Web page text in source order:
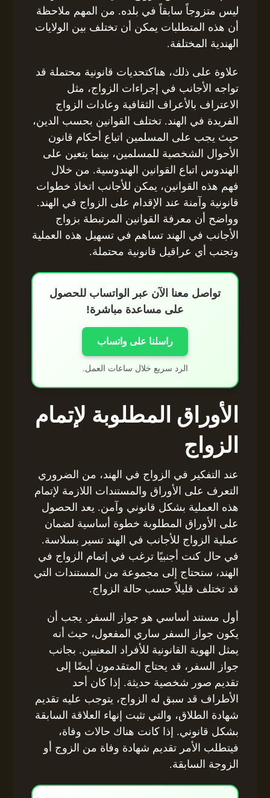
ليس متزوجاً سابقاً في بلده. من المهم ملاحظة
أن هذه المتطلبات يمكن أن تختلف بين الولايات
الهندية المختلفة.
علاوة على ذلك، هناكتحديات قانونية محتملة قد
تواجه الأجانب في إجراءات الزواج، مثل
الاعتراف بالأعراف الثقافية وعادات الزواج
الفريدة في الهند. تختلف القوانين بحسب الدين،
حيث يجب على المسلمين اتباع أحكام قانون
الأحوال الشخصية للمسلمين، بينما يتعين على
الهندوس اتباع القوانين الهندوسية. من خلال
فهم هذه القوانين، يمكن للأجانب اتخاذ خطوات
قانونية وآمنة عند الإقدام على الزواج في الهند.
وواضح أن معرفة القوانين المرتبطة بزواج
الأجانب في الهند تساهم في تسهيل هذه العملية
وتجنب أي عراقيل قانونية محتملة.
تواصل معنا الآن عبر الواتساب للحصول
على مساعدة مباشرة!
راسلنا على واتساب
الرد سريع خلال ساعات العمل.
الأوراق المطلوبة لإتمام
الزواج
عند التفكير في الزواج في الهند، من الضروري
التعرف على الأوراق والمستندات اللازمة لإتمام
هذه العملية بشكل قانوني وآمن. يعد الحصول
على الأوراق المطلوبة خطوة أساسية لضمان
عملية الزواج للأجانب في الهند تسير بسلاسة.
في حال كنت أجنبيًا ترغب في إتمام الزواج في
الهند، ستحتاج إلى مجموعة من المستندات التي
قد تختلف قليلاً حسب حالة الزواج.
أول مستند أساسي هو جواز السفر. يجب أن
يكون جواز السفر ساري المفعول، حيث أنه
يمثل الهوية القانونية للأفراد المعنيين. بجانب
جواز السفر، قد يحتاج المتقدمون أيضًا إلى
تقديم صور شخصية حديثة. إذا كان أحد
الأطراف قد سبق له الزواج، يتوجب عليه تقديم
شهادة الطلاق، والتي تثبت إنهاء العلاقة السابقة
بشكل قانوني. إذا كانت هناك حالات وفاة،
فيتطلب الأمر تقديم شهادة وفاة من الزوج أو
الزوجة السابقة.